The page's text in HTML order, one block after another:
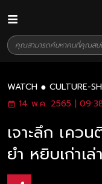
WATCH
CULTURE-
14 พ.ค. 2565 |
เจาะลึก เคว
ยำ หยิบเก่าเล่